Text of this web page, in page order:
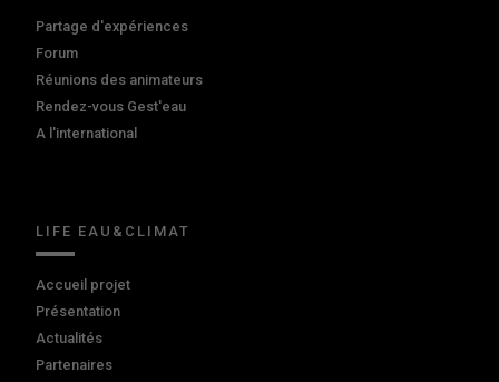
Partage d'expériences
Forum
Réunions des animateurs
Rendez-vous Gest'eau
A l'international
LIFE EAU&CLIMAT
Accueil projet
Présentation
Actualités
Partenaires